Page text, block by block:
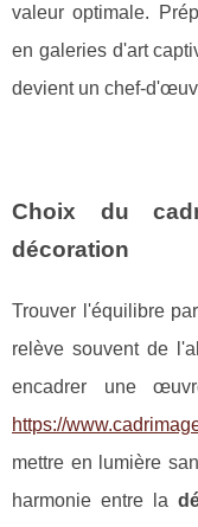
valeur optimale.
en galeries d'art
devient un chef-
Choix du
décoration
Trouver l'équilibre
relève souvent de
encadrer une
https://
mettre en lumière
harmonie entre la